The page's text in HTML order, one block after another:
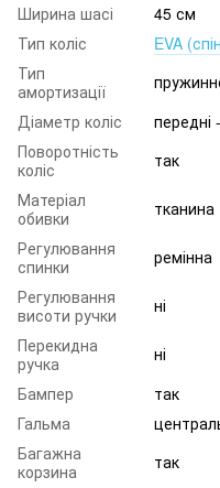
Ширина шасі
45 см
Тип коліс
EVA
Тип
амортизації
Діаметр коліс
передні
Поворотність
коліс
так
Матеріал
обивки
тканина
Регулювання
спинки
ремінна
Регулювання
висоти ручки
ні
Перекидна
ручка
ні
Бампер
так
Гальма
Багажна
корзина
так